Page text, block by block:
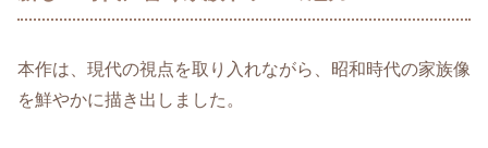
本作は、現代の視点を取り入れながら、昭和時代の家族像
を鮮やかに描き出しました。